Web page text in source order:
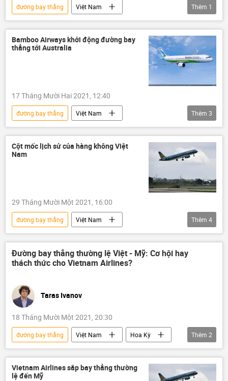
đường bay thẳng
Việt Nam
Bamboo Airways
Thêm 1
Bamboo Airways khởi động đường bay
thẳng tới Australia
17 Tháng Mười Hai 2021, 12:40
đường bay thẳng
Việt Nam
Tân Sơn Nhất
Bamboo Airways
Australia
Nội Bài
Thêm 3
Cột mốc lịch sử của hàng không Việt
Nam
29 Tháng Mười Một 2021, 16:00
đường bay thẳng
Việt Nam
Vietnam Airlines
hãng hàng không
Cục Hàng không Việt Nam
Hàng Không Việt Nam
Thêm 4
Đường bay thẳng thường lệ Việt - Mỹ: Cơ hội hay
thách thức cho Vietnam Airlines?
Taras Ivanov
18 Tháng Mười Một 2021, 20:30
đường bay thẳng Việt Nam
Hoa Kỳ
Quan điểm-Ý kiến
Tác giả
Thêm 2
Vietnam Airlines sắp bay thẳng thường
lệ đến Mỹ